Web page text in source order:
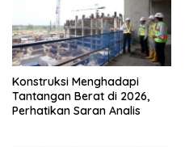
Konstruksi Menghadapi
Tantangan Berat di 2026,
Perhatikan Saran Analis